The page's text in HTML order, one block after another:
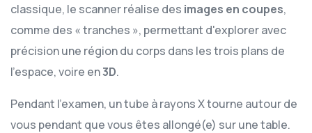
classique, le scanner réalise des images en coupes,
comme des « tranches », permettant d'explorer avec
précision une région du corps dans les trois plans de
l’espace, voire en3D.
Pendant l’examen, un tube à rayons X tourne autour de
vous pendant que vous êtes allongé(e) sur une table.